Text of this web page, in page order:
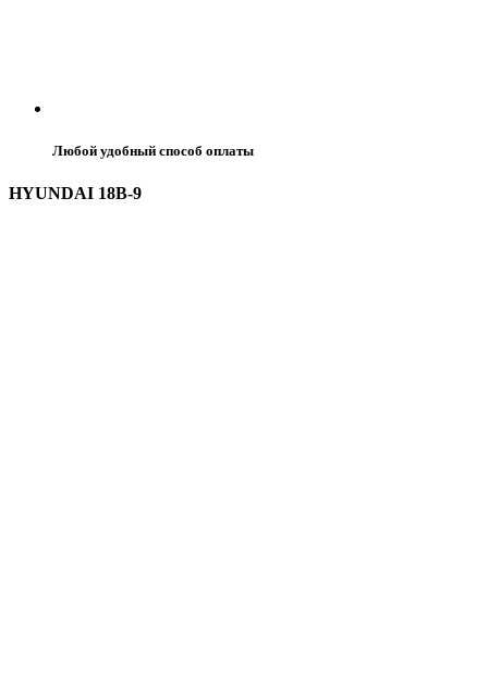
Любой удобный способ оплаты
HYUNDAI 18B-9